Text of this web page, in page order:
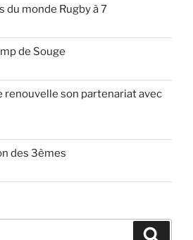
du monde Rugby à 7
de Souge
renouvelle son partenariat avec
des 3èmes